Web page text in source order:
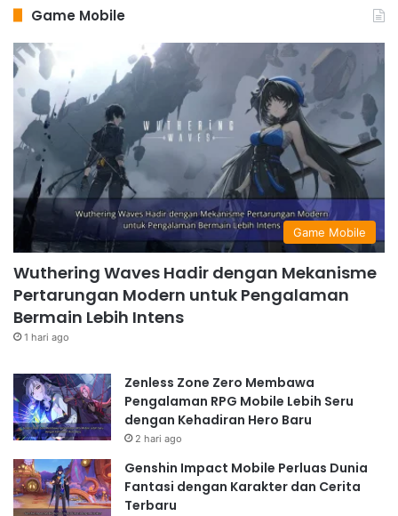
Game Mobile
Game Mobile
Wuthering Waves Hadir dengan Mekanisme
Pertarungan Modern untuk Pengalaman
Bermain Lebih Intens
1 hari ago
Zenless Zone Zero Membawa
Pengalaman RPG Mobile Lebih Seru
dengan Kehadiran Hero Baru
2 hari ago
Genshin Impact Mobile Perluas Dunia
Fantasi dengan Karakter dan Cerita
Terbaru